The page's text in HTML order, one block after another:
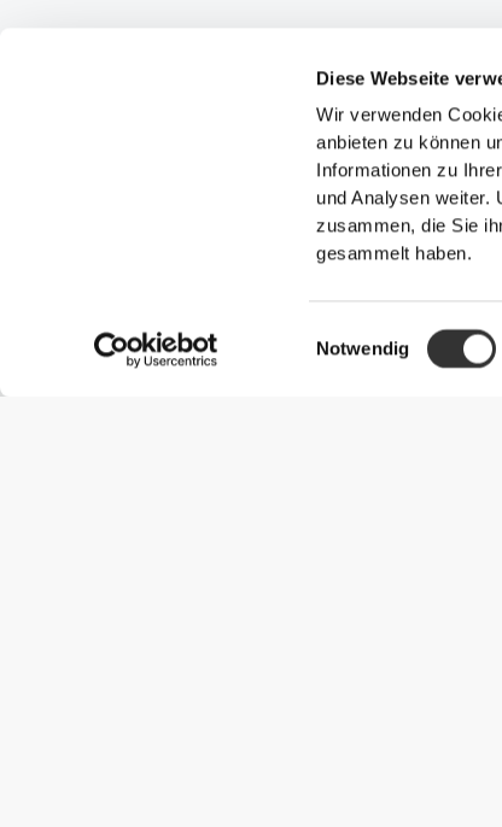
Diese Webseite
Wir verwenden
anbieten zu können
Informationen zu
und Analysen weiter.
zusammen, die Sie
gesammelt haben.
Einwilligungsauswahl
Notwendig